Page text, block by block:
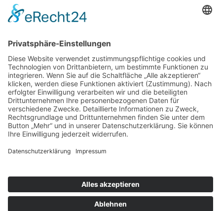
nach oben
Impressum|Datenschutz